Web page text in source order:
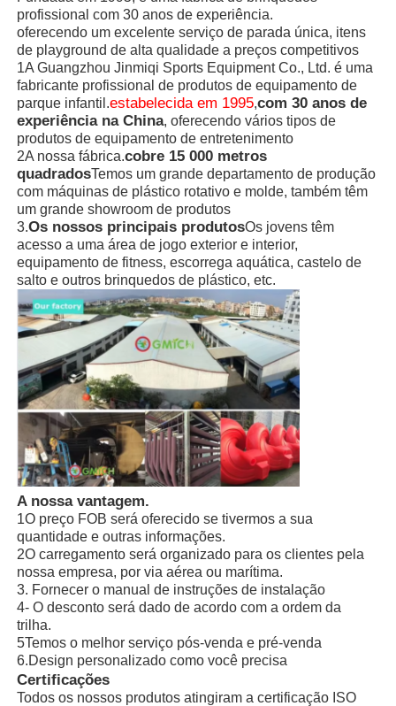
profissional com 30 anos de experiência.
oferecendo um excelente serviço de parada única, itens
de playground de alta qualidade a preços competitivos
1A Guangzhou Jinmiqi Sports Equipment Co., Ltd. é uma
fabricante profissional de produtos de equipamento de
parque infantil.estabelecida em 1995,com 30 anos de
experiência na China, oferecendo vários tipos de
produtos de equipamento de entretenimento
2A nossa fábrica.cobre 15 000 metros
quadradosTemos um grande departamento de produção
com máquinas de plástico rotativo e molde, também têm
um grande showroom de produtos
3.Os nossos principais produtosOs jovens têm
acesso a uma área de jogo exterior e interior,
equipamento de fitness, escorrega aquática, castelo de
salto e outros brinquedos de plástico, etc.
A nossa vantagem.
1O preço FOB será oferecido se tivermos a sua
quantidade e outras informações.
2O carregamento será organizado para os clientes pela
nossa empresa, por via aérea ou marítima.
3. Fornecer o manual de instruções de instalação
4- O desconto será dado de acordo com a ordem da
trilha.
5Temos o melhor serviço pós-venda e pré-venda
6.Design personalizado como você precisa
Certificações
Todos os nossos produtos atingiram a certificação ISO